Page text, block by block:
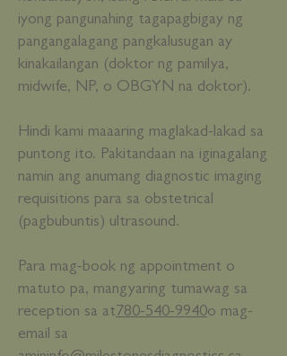
iyong pangunahing tagapagbigay ng
pangangalagang pangkalusugan ay
kinakailangan (doktor ng pamilya,
midwife, NP, o OBGYN na doktor).
Hindi kami maaaring maglakad-lakad sa
puntong ito. Pakitandaan na iginagalang
namin ang anumang diagnostic imaging
requisitions para sa obstetrical
(pagbubuntis) ultrasound.
Para mag-book ng appointment o
matuto pa, mangyaring tumawag sa
reception sa at780-540-9940o mag-
email sa